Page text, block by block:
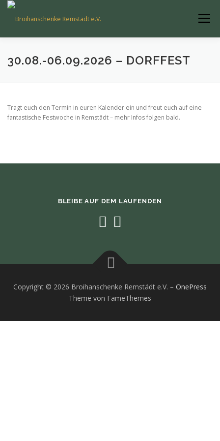
Zum
springen
Menü
UNSER VEREIN
30.08.-06.09.2026 – DORFFEST
Tragt euch den Termin in euren Kalender ein und freut euch auf eine
fantastische Festwoche in Remstädt – mehr Infos folgen bald.
BLEIBE AUF DEM LAUFENDEN
Copyright © 2026 Broihanschenke Remstädt e.V. – OnePress
Theme von FameThemes